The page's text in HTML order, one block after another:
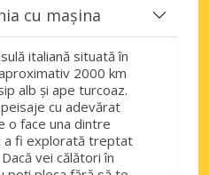
cu mașina
italiană situată în
2000 km
alb și ape turcoaz.
cu adevărat
o face una dintre
a fi explorată treptat
Dacă vei călători în